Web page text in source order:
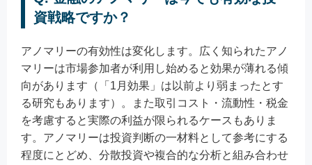
資戦略ですか？
アノマリーの有効性は変化します。広く知られたアノ
マリーは市場参加者が利用し始めると効果が薄れる傾
向があります（「1月効果」は以前より弱まったとす
る研究もあります）。また取引コスト・流動性・税金
を考慮すると実際の利益が限られるケースもありま
す。アノマリーは投資判断の一材料として参考にする
程度にとどめ、分散投資や複合的な分析と組み合わせ